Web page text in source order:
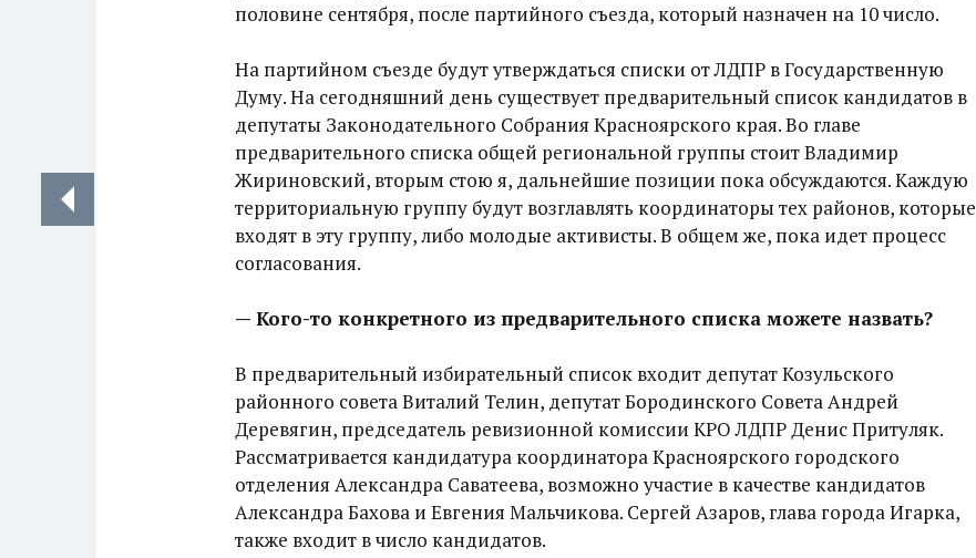
половине сентября, после партийного съезда, который назначен на 10 число.
На партийном съезде будут утверждаться списки от ЛДПР в Государственную
Думу. На сегодняшний день существует предварительный список кандидатов в
депутаты Законодательного Собрания Красноярского края. Во главе
предварительного списка общей региональной группы стоит Владимир
Жириновский, вторым стою я, дальнейшие позиции пока обсуждаются. Каждую
территориальную группу будут возглавлять координаторы тех районов, которые
входят в эту группу, либо молодые активисты. В общем же, пока идет процесс
согласования.
— Кого-то конкретного из предварительного списка можете назвать?
В предварительный избирательный список входит депутат Козульского
районного совета Виталий Телин, депутат Бородинского Совета Андрей
Деревягин, председатель ревизионной комиссии КРО ЛДПР Денис Притуляк.
Рассматривается кандидатура координатора Красноярского городского
отделения Александра Саватеева, возможно участие в качестве кандидатов
Александра Бахова и Евгения Мальчикова. Сергей Азаров, глава города Игарка,
также входит в число кандидатов.